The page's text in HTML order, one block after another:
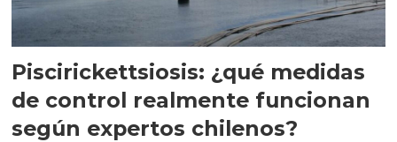
Piscirickettsiosis: ¿qué medidas
de control realmente funcionan
según expertos chilenos?